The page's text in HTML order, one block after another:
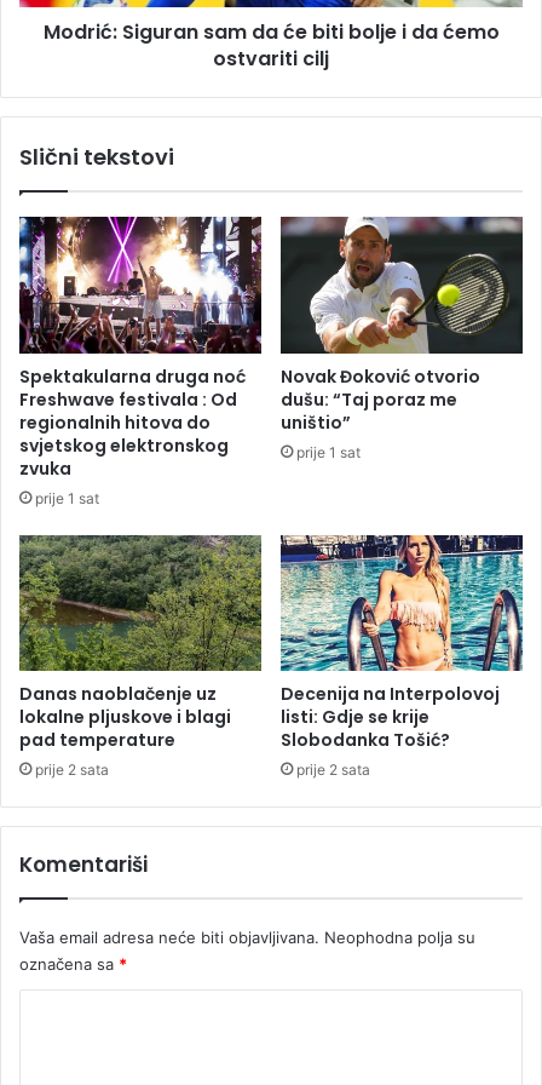
a
a
s
u
đ
e
n
z
a
u
b
v
o
s
u
p
r
u
g
e
!
i
s
d
a
ć
e
b
t
i
o
l
e
i
d
a
ć
e
m
o
o
s
r
i
i
c
i
Modrić: Siguran sam da će biti bolje i da ćemo
ostvariti cilj
Slični tekstovi
Spektakularna druga noć
Freshwave festivala : Od
regionalnih hitova do
svjetskog elektronskog
zvuka
prije 1 sat
Novak Đoković otvorio
dušu: “Taj poraz me
uništio”
prije 1 sat
Danas naoblačenje uz
lokalne pljuskove i blagi
pad temperature
prije 2 sata
Decenija na Interpolovoj
listi: Gdje se krije
Slobodanka Tošić?
prije 2 sata
Komentariši
Vaša email adresa neće biti objavljivana. Neophodna polja su
označena sa *